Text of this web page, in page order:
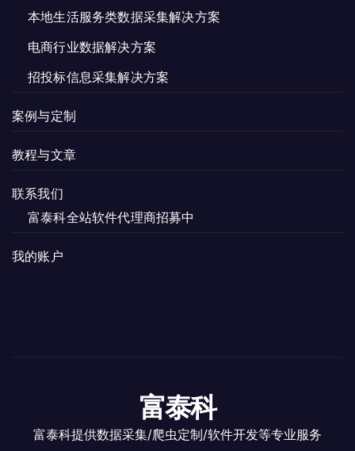
本地生活服务类数据采集解决方案
电商行业数据解决方案
招投标信息采集解决方案
案例与定制
教程与文章
联系我们
富泰科全站软件代理商招募中
我的账户
富泰科
富泰科提供数据采集/爬虫定制/软件开发等专业服务